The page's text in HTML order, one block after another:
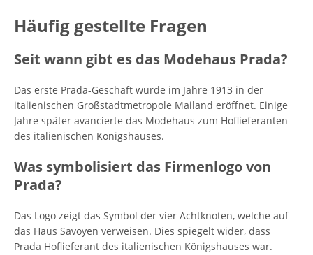
Häufig gestellte Fragen
Seit wann gibt es das Modehaus Prada?
Das erste Prada-Geschäft wurde im Jahre 1913 in der
italienischen Großstadtmetropole Mailand eröffnet. Einige
Jahre später avancierte das Modehaus zum Hoflieferanten
des italienischen Königshauses.
Was symbolisiert das Firmenlogo von
Prada?
Das Logo zeigt das Symbol der vier Achtknoten, welche auf
das Haus Savoyen verweisen. Dies spiegelt wider, dass
Prada Hoflieferant des italienischen Königshauses war.